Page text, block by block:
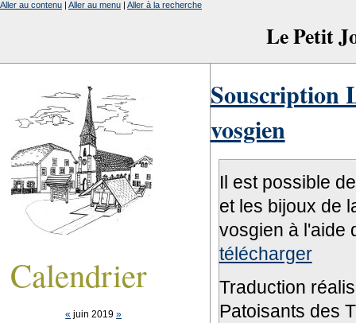
Le Petit
Aller au contenu | Aller au menu | Aller à la recherche
Souscription
vosgien
Il est possible
et les bijoux de
vosgien à l'aide
télécharger
Traduction
Patoisants des
Calendrier
« juin 2019»